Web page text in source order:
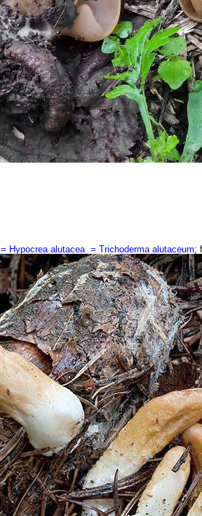
= Hypocrea alutacea = Trichoderma alutaceum;